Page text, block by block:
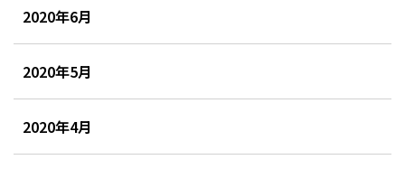
2020年6月
2020年5月
2020年4月